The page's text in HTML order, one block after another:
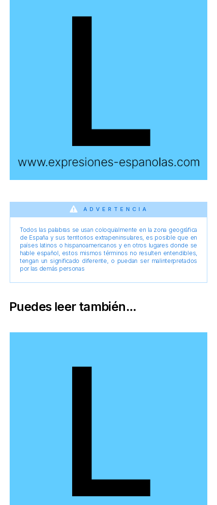
ADVERTENCIA
Todos las palabras se usan coloquialmente en la zona geográfica
de España y sus territorios extrapeninsulares, es posible que en
países latinos o hispanoamericanos y en otros lugares donde se
hable español, estos mismos términos no resulten entendibles,
tengan un significado diferente, o puedan ser malinterpretados
por las demás personas
Puedes leer también...